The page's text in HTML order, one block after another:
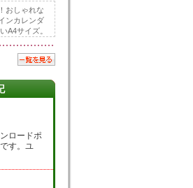
おしゃれな
ンカレンダ
A4サイズ。
ロードポ
す。ユ